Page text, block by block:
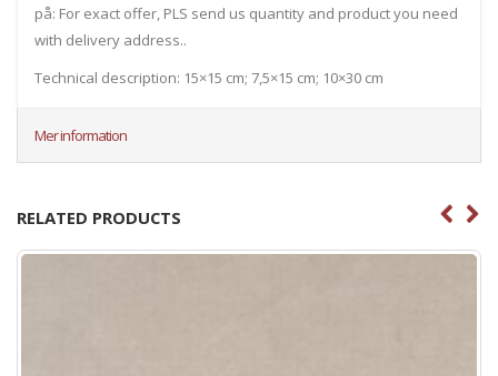
på: For exact offer, PLS send us quantity and product you need
with delivery address..
Technical description: 15×15 cm; 7,5×15 cm; 10×30 cm
Mer information
RELATED PRODUCTS